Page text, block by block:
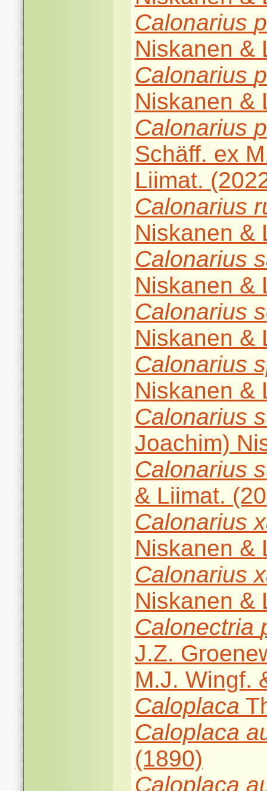
Calonarius
Niskanen &
Calonarius
Niskanen &
Calonarius
Schäff. ex
Liimat.
Calonarius
Niskanen &
Calonarius
Niskanen &
Calonarius
Niskanen &
Calonarius
Niskanen &
Calonarius
Joachim)
Calonarius
& Liimat.
Calonarius
Niskanen &
Calonarius
Niskanen &
Calonectria
J.Z.
M.J. Wingf.
Caloplaca
Caloplaca
(1890)
Caloplaca